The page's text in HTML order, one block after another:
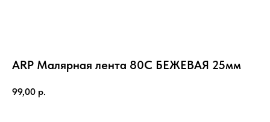
ARP Малярная лента 80С БЕЖЕВАЯ 25мм
99,00 р.